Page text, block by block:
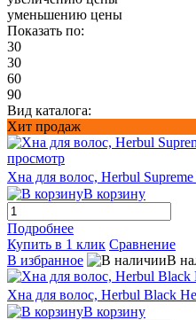
уменьшению цены
Показать по:
30
30
60
90
Вид каталога:
Хит продаж
просмотр
Хна для волос, Herbul Supreme
В корзину
Подробнее
Купить в 1 клик Сравнение
В избранное
В
Хна для волос, Herbul Black
В корзину